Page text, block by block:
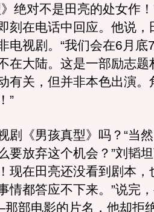
对不是田亮的处女作！
刻在电话中回应。他说，
电视剧。“我们会在6月底
在大陆。这是一部励志题
有关，但并非本色出演。
”
《男孩真型》吗？“当然
要放弃这个机会？”刘韬
现在田亮还没看到剧本，
情都答应不下来。”说完
部电影的片名，他却拒